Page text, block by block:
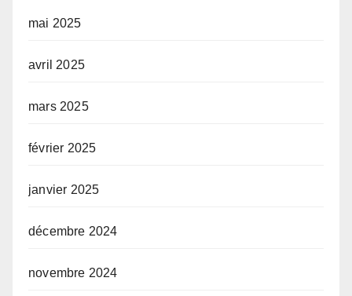
mai 2025
avril 2025
mars 2025
février 2025
janvier 2025
décembre 2024
novembre 2024